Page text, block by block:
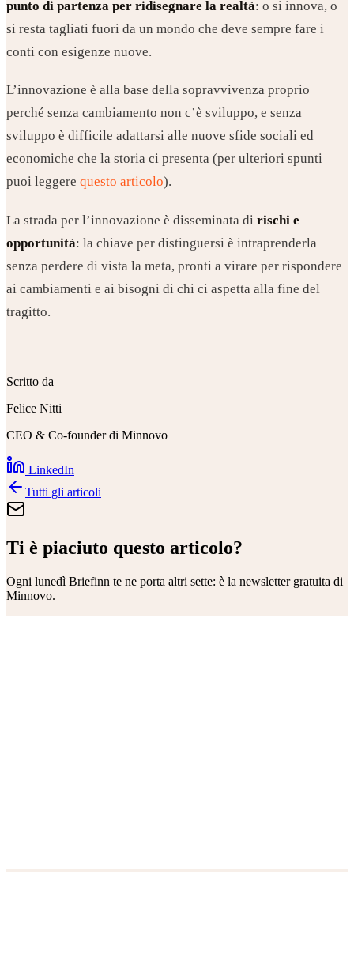
punto di partenza per ridisegnare la realtà: o si innova, o
si resta tagliati fuori da un mondo che deve sempre fare i
conti con esigenze nuove.
L’innovazione è alla base della sopravvivenza proprio
perché senza cambiamento non c’è sviluppo, e senza
sviluppo è difficile adattarsi alle nuove sfide sociali ed
economiche che la storia ci presenta (per ulteriori spunti
puoi leggere questo articolo).
La strada per l’innovazione è disseminata di rischi e
opportunità: la chiave per distinguersi è intraprenderla
senza perdere di vista la meta, pronti a virare per rispondere
ai cambiamenti e ai bisogni di chi ci aspetta alla fine del
tragitto.
Scritto da
Felice Nitti
CEO & Co-founder di Minnovo
LinkedIn
Tutti gli articoli
Ti è piaciuto questo articolo?
Ogni lunedì Briefinn te ne porta altri sette: è la newsletter gratuita di
Minnovo.